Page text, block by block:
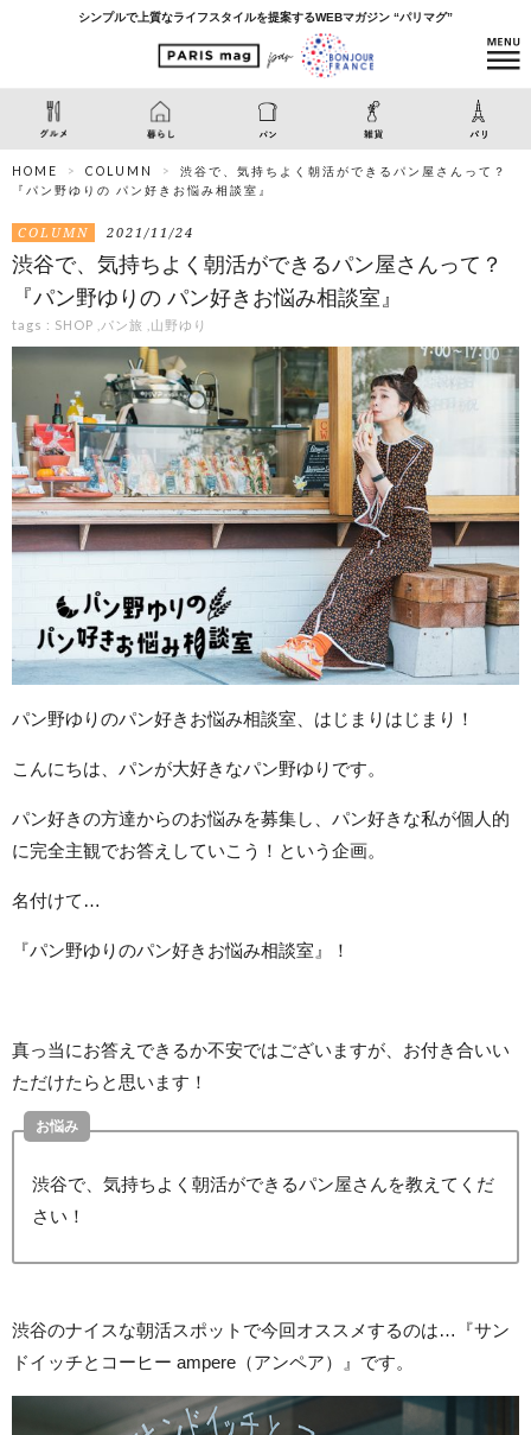
シンプルで上質なライフスタイルを提案するWEBマガジン “パリマグ”
HOME COLUMN
渋谷で、気持ちよく朝活ができるパン屋さんって？
『パン野ゆりの パン好きお悩み相談室』
COLUMN 2021/11/24
渋谷で、気持ちよく朝活ができるパン屋さんって？
『パン野ゆりの パン好きお悩み相談室』
tags : SHOP パン旅 山野ゆり
パン野ゆりのパン好きお悩み相談室、はじまりはじまり！
こんにちは、パンが大好きなパン野ゆりです。
パン好きの方達からのお悩みを募集し、パン好きな私が個人的
に完全主観でお答えしていこう！という企画。
名付けて…
『パン野ゆりのパン好きお悩み相談室』！
真っ当にお答えできるか不安ではございますが、お付き合いい
ただけたらと思います！
お悩み
渋谷で、気持ちよく朝活ができるパン屋さんを教えてくだ
さい！
渋谷のナイスな朝活スポットで今回オススメするのは…『サン
ドイッチとコーヒー ampere（アンペア）』です。